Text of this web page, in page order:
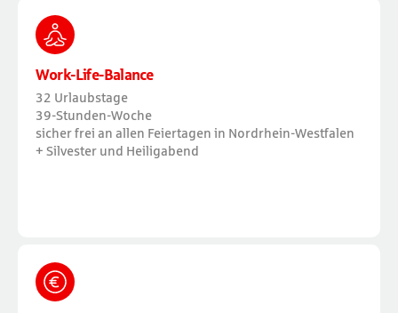
Work-Life-Balance
32 Urlaubstage
39-Stunden-Woche
sicher frei an allen Feiertagen in Nordrhein-Westfalen
+ Silvester und Heiligabend